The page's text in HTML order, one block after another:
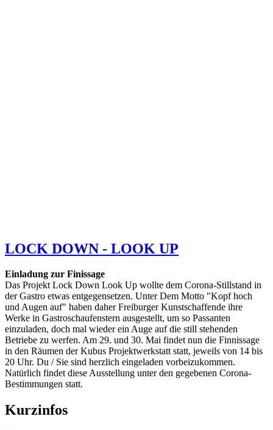
LOCK DOWN - LOOK UP
Einladung zur Finissage
Das Projekt Lock Down Look Up wollte dem Corona-Stillstand in
der Gastro etwas entgegensetzen. Unter Dem Motto "Kopf hoch
und Augen auf" haben daher Freiburger Kunstschaffende ihre
Werke in Gastroschaufenstern ausgestellt, um so Passanten
einzuladen, doch mal wieder ein Auge auf die still stehenden
Betriebe zu werfen. Am 29. und 30. Mai findet nun die Finnissage
in den Räumen der Kubus Projektwerkstatt statt, jeweils von 14 bis
20 Uhr. Du / Sie sind herzlich eingeladen vorbeizukommen.
Natürlich findet diese Ausstellung unter den gegebenen Corona-
Bestimmungen statt.
Kurzinfos